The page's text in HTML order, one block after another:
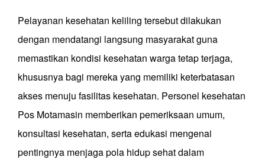
Pelayanan kesehatan keliling tersebut dilakukan
dengan mendatangi langsung masyarakat guna
memastikan kondisi kesehatan warga tetap terjaga,
khususnya bagi mereka yang memiliki keterbatasan
akses menuju fasilitas kesehatan. Personel kesehatan
Pos Motamasin memberikan pemeriksaan umum,
konsultasi kesehatan, serta edukasi mengenai
pentingnya menjaga pola hidup sehat dalam